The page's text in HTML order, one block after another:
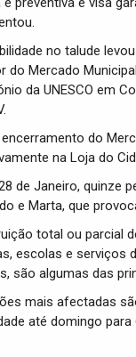
no talude
do Mercado
da UNESCO em
do
na Loja do
de Janeiro, quinze
e Marta, que
total ou parcial
escolas e serviços
são algumas das
mais afectadas
até domingo